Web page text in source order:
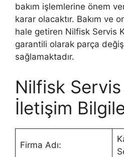
bakım işlemlerine önem
karar olacaktır. Bakım ve
hale getiren Nilfisk Servis
garantili olarak parça
sağlamaktadır.
Nilfisk
İletişim
Firma Adı: